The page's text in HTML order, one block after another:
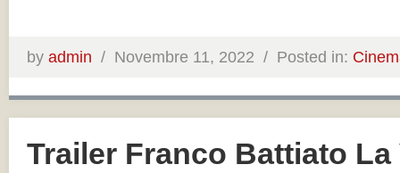
by admin / Novembre 11, 2022 / Posted in:
Trailer Franco Battiato La